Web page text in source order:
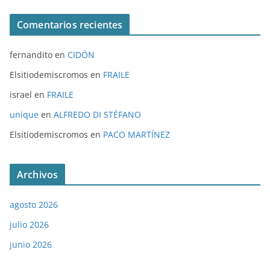
Comentarios recientes
fernandito en CIDÓN
Elsitiodemiscromos en FRAILE
israel en FRAILE
unique en ALFREDO DI STÉFANO
Elsitiodemiscromos en PACO MARTÍNEZ
Archivos
agosto 2026
julio 2026
junio 2026